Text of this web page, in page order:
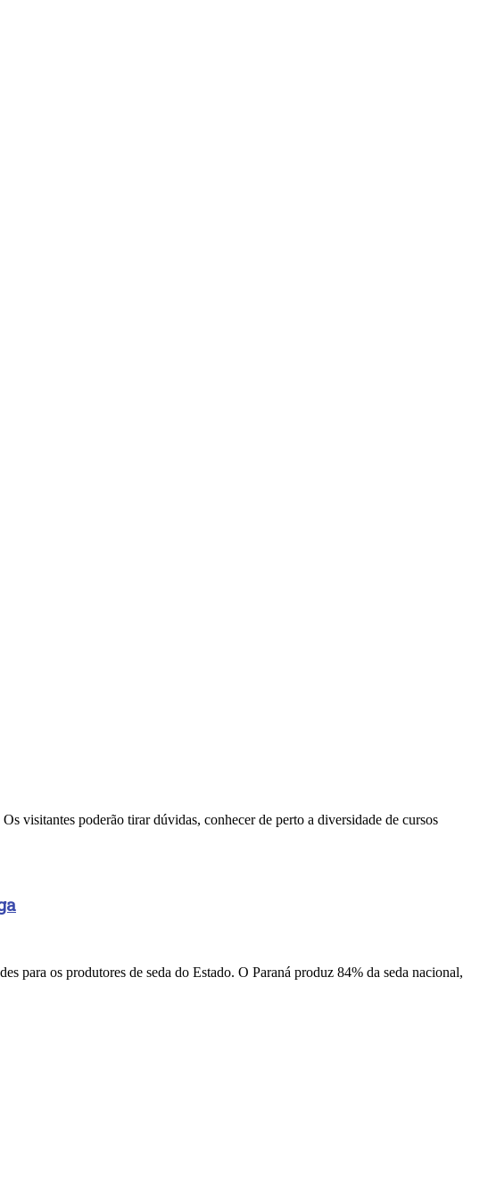
visitantes poderão tirar dúvidas, conhecer de perto a diversidade de cursos
para os produtores de seda do Estado. O Paraná produz 84% da seda nacional,